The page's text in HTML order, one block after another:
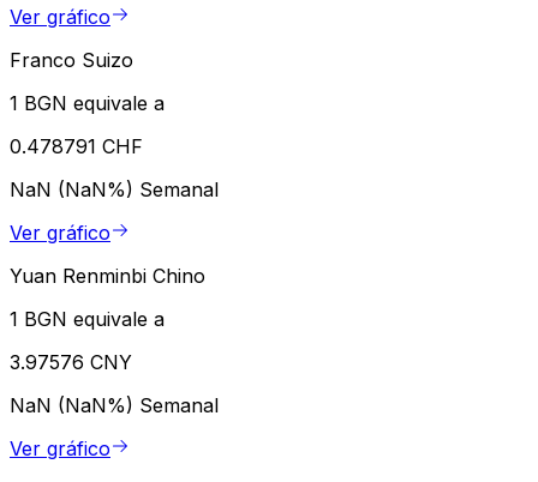
Ver gráfico
Franco Suizo
1 BGN equivale a
0.478791 CHF
NaN (NaN%) Semanal
Ver gráfico
Yuan Renminbi Chino
1 BGN equivale a
3.97576 CNY
NaN (NaN%) Semanal
Ver gráfico